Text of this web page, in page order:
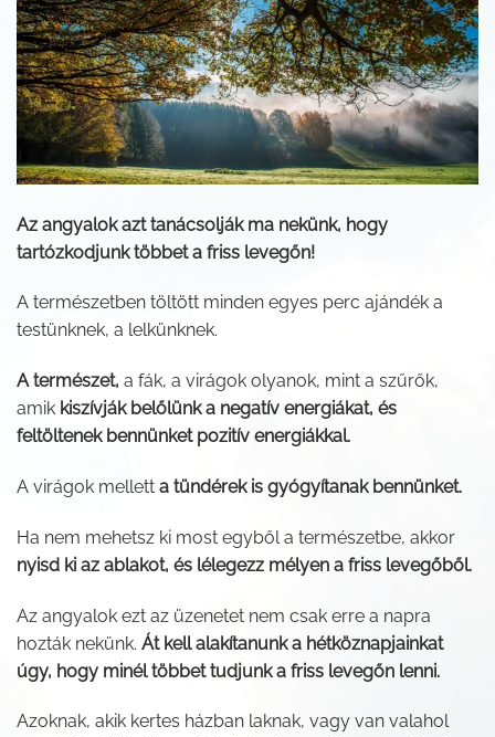
Az angyalok azt tanácsolják ma nekünk, hogy
tartózkodjunk többet a friss levegőn!
A természetben töltött minden egyes perc ajándék a
testünknek, a lelkünknek.
A természet, a fák, a virágok olyanok, mint a szűrők,
amik kiszívják belőlünk a negatív energiákat, és
feltöltenek bennünket pozitív energiákkal.
A virágok mellett a tündérek is gyógyítanak bennünket.
Ha nem mehetsz ki most egyből a természetbe, akkor
nyisd ki az ablakot, és lélegezz mélyen a friss levegőből.
Az angyalok ezt az üzenetet nem csak erre a napra
hozták nekünk. Át kell alakítanunk a hétköznapjainkat
úgy, hogy minél többet tudjunk a friss levegőn lenni.
Azoknak, akik kertes házban laknak, vagy van valahol